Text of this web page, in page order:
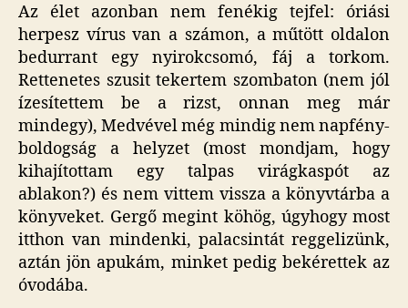
Az élet azonban nem fenékig tejfel: óriási
herpesz vírus van a számon, a műtött oldalon
bedurrant egy nyirokcsomó, fáj a torkom.
Rettenetes szusit tekertem szombaton (nem jól
ízesítettem be a rizst, onnan meg már
mindegy), Medvével még mindig nem napfény-
boldogság a helyzet (most mondjam, hogy
kihajítottam egy talpas virágkaspót az
ablakon?) és nem vittem vissza a könyvtárba a
könyveket. Gergő megint köhög, úgyhogy most
itthon van mindenki, palacsintát reggelizünk,
aztán jön apukám, minket pedig bekérettek az
óvodába.